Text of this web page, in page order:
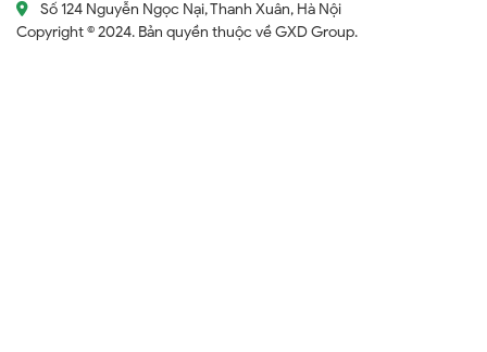
Số 124 Nguyễn Ngọc Nại, Thanh Xuân, Hà Nội
Copyright © 2024. Bản quyền thuộc về GXD Group.